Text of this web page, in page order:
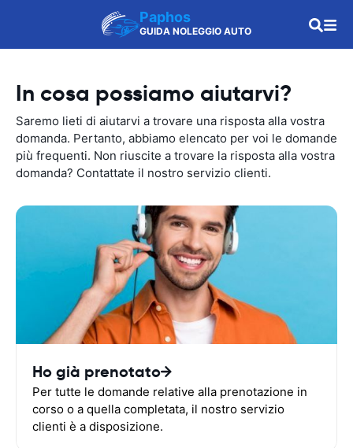
Paphos
GUIDA NOLEGGIO AUTO
In cosa possiamo aiutarvi?
Saremo lieti di aiutarvi a trovare una risposta alla vostra
domanda. Pertanto, abbiamo elencato per voi le domande
più frequenti. Non riuscite a trovare la risposta alla vostra
domanda? Contattate il nostro servizio clienti.
Ho già prenotato
Per tutte le domande relative alla prenotazione in
corso o a quella completata, il nostro servizio
clienti è a disposizione.